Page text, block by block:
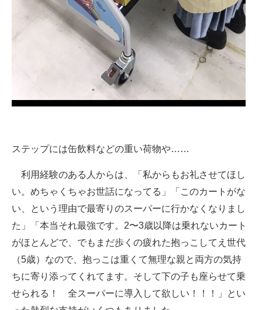
ステップには缶飲料などの重い荷物や……
利用経験のある人からは、「私からもお礼させてほし
い。めちゃくちゃお世話になってる」「このカートがな
い、という理由で最寄りのスーパーに行かなくなりまし
た」「本当それ最強です。2〜3歳以降は乗れないカート
がほとんどで、でもまだ歩くの疲れた抱っこしてえ世代
（5歳）なので、抱っこは重くて無理な親と両方の気持
ちに寄り添ってくれてます。そして下の子も座らせて乗
せられる！ 全スーパーに導入して欲しい！！！」とい